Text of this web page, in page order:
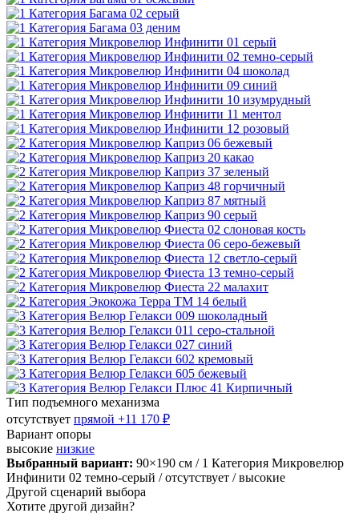
Тип подъемного механизма
отсутствует прямой +11 170 ₽
Вариант опоры
высокие низкие
Выбранный вариант: 90×190 см / 1 Категория Микровелюр
Инфинити 02 темно-серый / отсутствует / высокие
Другой сценарий выбора
Хотите другой дизайн?